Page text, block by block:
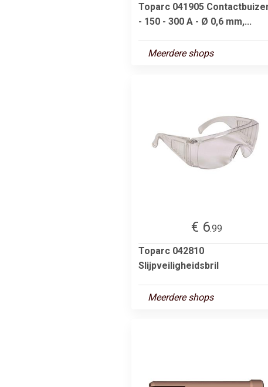
Toparc 041905
- 150 - 300 A - Ø 0,6 mm,...
Meerdere shops
€ 6.99
Toparc 042810
Slijpveiligheidsbril
Meerdere shops